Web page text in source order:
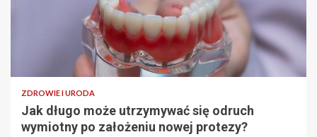
ZDROWIE I URODA
Jak długo może utrzymywać się odruch
wymiotny po założeniu nowej protezy?